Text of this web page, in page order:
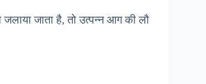
जलाया जाता है, तो उत्पन्न आग की लौ